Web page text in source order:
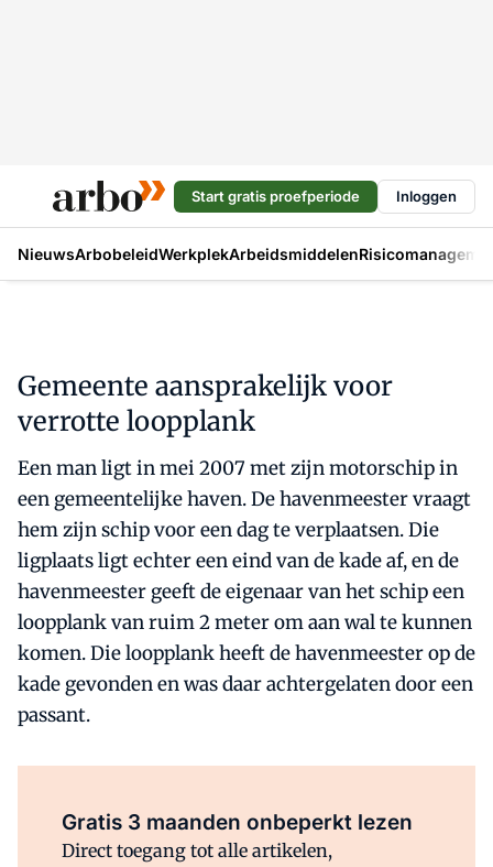
Start gratis proefperiode Inloggen
NieuwsArbobeleidWerkplekArbeidsmiddelen
Gemeente aansprakelijk voor
verrotte loopplank
Een man ligt in mei 2007 met zijn motorschip in
een gemeentelijke haven. De havenmeester vraagt
hem zijn schip voor een dag te verplaatsen. Die
ligplaats ligt echter een eind van de kade af, en de
havenmeester geeft de eigenaar van het schip een
loopplank van ruim 2 meter om aan wal te kunnen
komen. Die loopplank heeft de havenmeester op de
kade gevonden en was daar achtergelaten door een
passant.
Gratis 3 maanden onbeperkt lezen
Direct toegang tot alle artikelen,